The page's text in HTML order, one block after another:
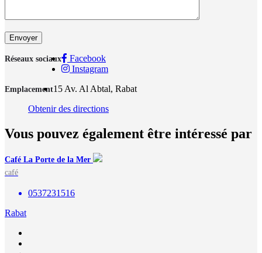
Réseaux sociaux
Facebook
Instagram
Emplacement15 Av. Al Abtal, Rabat
Obtenir des directions
Vous pouvez également être intéressé par
Café La Porte de la Mer
café
0537231516
Rabat